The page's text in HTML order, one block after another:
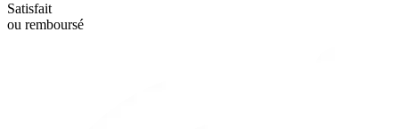
Satisfait
ou remboursé